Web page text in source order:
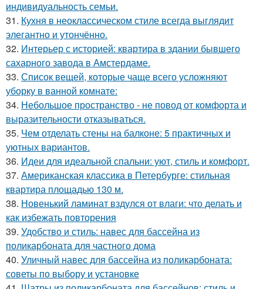
индивидуальность семьи.
31. Кухня в неоклассическом стиле всегда выглядит
элегантно и утончённо.
32. Интерьер с историей: квартира в здании бывшего
сахарного завода в Амстердаме.
33. Список вещей, которые чаще всего усложняют
уборку в ванной комнате:
34. Небольшое пространство - не повод от комфорта и
выразительности отказываться.
35. Чем отделать стены на балконе: 5 практичных и
уютных вариантов.
36. Идеи для идеальной спальни: уют, стиль и комфорт.
37. Американская классика в Петербурге: стильная
квартира площадью 130 м.
38. Новенький ламинат вздулся от влаги: что делать и
как избежать повторения
39. Удобство и стиль: навес для бассейна из
поликарбоната для частного дома
40. Уличный навес для бассейна из поликарбоната:
советы по выбору и установке